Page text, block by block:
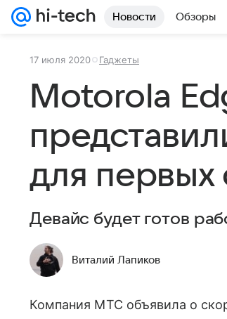
Новости Обзоры
17 июля 2020 Гаджеты
Motorola
для первых
Девайс будет готов
Виталий Лапиков
Компания МТС объявила о